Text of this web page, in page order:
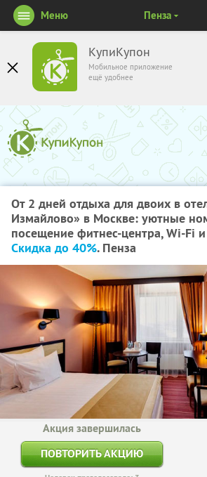
КупиКупон
Мобильное приложение
ещё удобнее
Меню Пенза
От 2 дней отдыха для двоих в
Измайлово» в Москве: уютные
посещение фитнес-центра, Wi-Fi
Скидка до 40%. Пенза
Акция завершилась
ПОВТОРИТЬ АКЦИЮ